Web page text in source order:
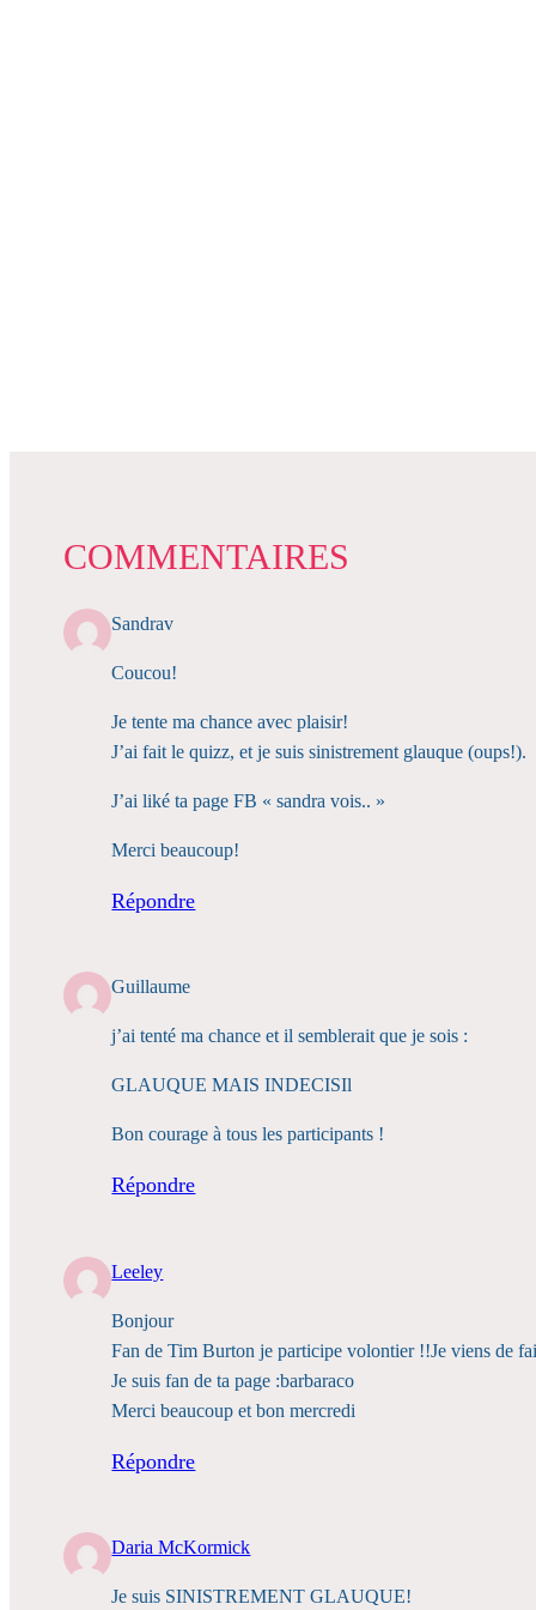
COMMENTAIRES
Sandrav
Coucou!
Je tente ma chance avec plaisir!
J’ai fait le quizz, et je suis sinistrement glauque (oups!).
J’ai liké ta page FB « sandra vois.. »
Merci beaucoup!
Répondre
Guillaume
j’ai tenté ma chance et il semblerait que je sois :
GLAUQUE MAIS INDECISIl
Bon courage à tous les participants !
Répondre
Leeley
Bonjour
Fan de Tim Burton je participe volontier !!Je viens de
Je suis fan de ta page :barbaraco
Merci beaucoup et bon mercredi
Répondre
Daria McKormick
Je suis SINISTREMENT GLAUQUE!